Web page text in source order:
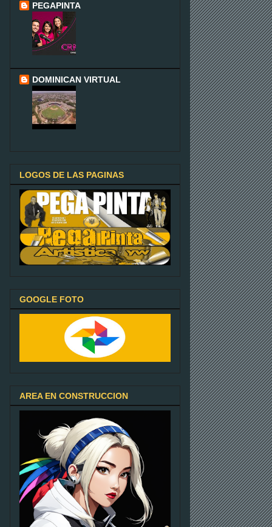
PEGAPINTA
DOMINICAN VIRTUAL
LOGOS DE LAS PAGINAS
GOOGLE FOTO
AREA EN CONSTRUCCION